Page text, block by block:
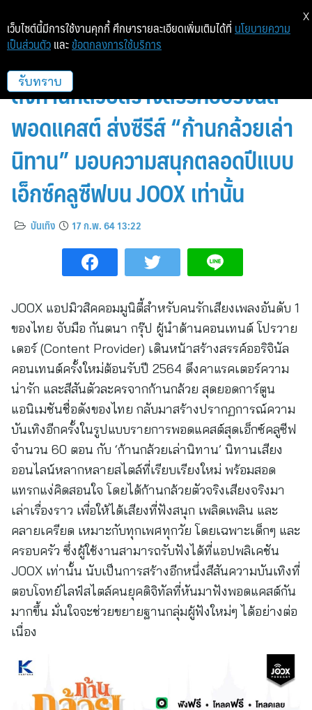
“JOOX” แท็กทีม “กันตนา กรุ๊ป”
ดึงก้านกล้วยสร้างสรรค์ออริจินัล
พอดแคสต์ ส่งซีรีส์ “ก้านกล้วยเล่า
นิทาน” มอบความสนุกตลอดปีแบบ
เอ็กซ์คลูซีฟบน JOOX เท่านั้น
บันเทิง 17 ก.พ. 64 13:22
JOOX แอปมิวสิคคอมมูนิตี้สำหรับคนรักเสียงเพลงอันดับ 1
ของไทย จับมือ กันตนา กรุ๊ป ผู้นำด้านคอนเทนต์ โปรวาย
เดอร์ (Content Provider) เดินหน้าสร้างสรรค์ออริจินัล
คอนเทนต์ครั้งใหม่ต้อนรับปี 2564 ดึงคาแรคเตอร์ความ
น่ารัก และสีสันตัวละครจากก้านกล้วย สุดยอดการ์ตูน
แอนิเมชันชื่อดังของไทย กลับมาสร้างปรากฏการณ์ความ
บันเทิงอีกครั้งในรูปแบบรายการพอดแคสต์สุดเอ็กซ์คลูซีฟ
จำนวน 60 ตอน กับ ‘ก้านกล้วยเล่านิทาน’ นิทานเสียง
ออนไลน์หลากหลายสไตล์ที่เรียบเรียงใหม่ พร้อมสอด
แทรกแง่คิดสอนใจ โดยได้ก้านกล้วยตัวจริงเสียงจริงมา
เล่าเรื่องราว เพื่อให้ได้เสียงที่ฟังสนุก เพลิดเพลิน และ
คลายเครียด เหมาะกับทุกเพศทุกวัย โดยเฉพาะเด็กๆ และ
ครอบครัว ซึ่งผู้ใช้งานสามารถรับฟังได้ที่แอปพลิเคชัน
JOOX เท่านั้น นับเป็นการสร้างอีกหนึ่งสีสันความบันเทิงที่
ตอบโจทย์ไลฟ์สไตล์คนยุคดิจิทัลที่หันมาฟังพอดแคสต์กัน
มากขึ้น มั่นใจจะช่วยขยายฐานกลุ่มผู้ฟังใหม่ๆ ได้อย่างต่อ
เนื่อง
เว็บไซต์นี้มีการใช้งานคุกกี้ ศึกษารายละเอียดเพิ่มเติมได้ที่ นโยบายความ
เป็นส่วนตัว และ ข้อตกลงการใช้บริการ
รับทราบ
X